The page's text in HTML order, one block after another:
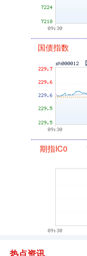
国债指数